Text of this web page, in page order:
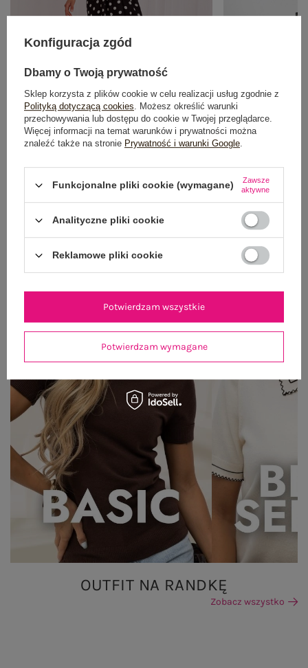
OUTFIT NA RANDKĘ
Zobacz wszystko
Konfiguracja zgód
Dbamy o Twoją prywatność
Sklep korzysta z plików cookie w celu realizacji usług zgodnie z
Polityką dotyczącą cookies. Możesz określić warunki
przechowywania lub dostępu do cookie w Twojej przeglądarce.
Więcej informacji na temat warunków i prywatności można
znaleźć także na stronie Prywatność i warunki Google.
Funkcjonalne pliki cookie (wymagane)
Zawsze
aktywne
Analityczne pliki cookie
Reklamowe pliki cookie
Potwierdzam wymagane
Potwierdzam wszystkie